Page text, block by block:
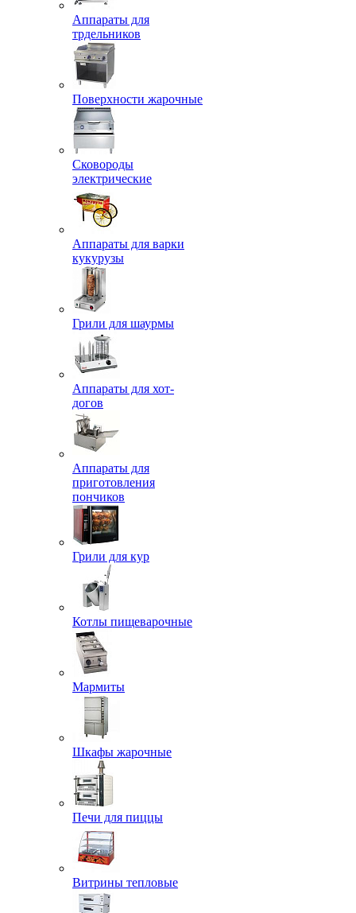
Аппараты для
трдельников
Поверхности жарочные
Сковороды
электрические
Аппараты для варки
кукурузы
Грили для шаурмы
Аппараты для хот-
догов
Аппараты для
приготовления
пончиков
Грили для кур
Котлы пищеварочные
Мармиты
Шкафы жарочные
Печи для пиццы
Витрины тепловые